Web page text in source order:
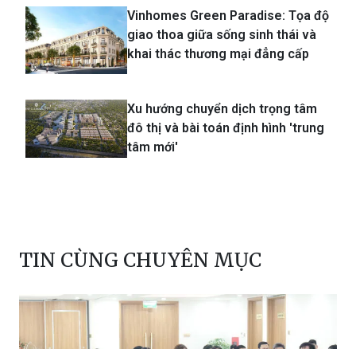
Vinhomes Green Paradise: Tọa độ
giao thoa giữa sống sinh thái và
khai thác thương mại đẳng cấp
Xu hướng chuyển dịch trọng tâm
đô thị và bài toán định hình 'trung
tâm mới'
TIN CÙNG CHUYÊN MỤC